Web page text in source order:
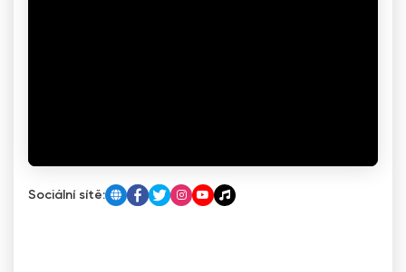
Sociální sítě: